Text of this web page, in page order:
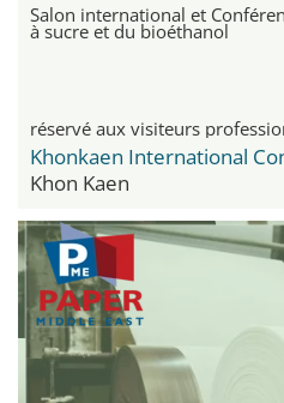
Salon international et
à sucre et du bioéthanol
réservé aux visiteurs
Khon Kaen